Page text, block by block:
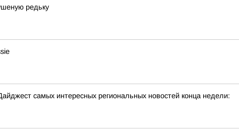
редьку
самых интересных региональных новостей конца недели: